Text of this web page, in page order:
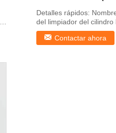
Detalles rápidos:
del limpiador del cilindro
del metal ...
Contactar ahora